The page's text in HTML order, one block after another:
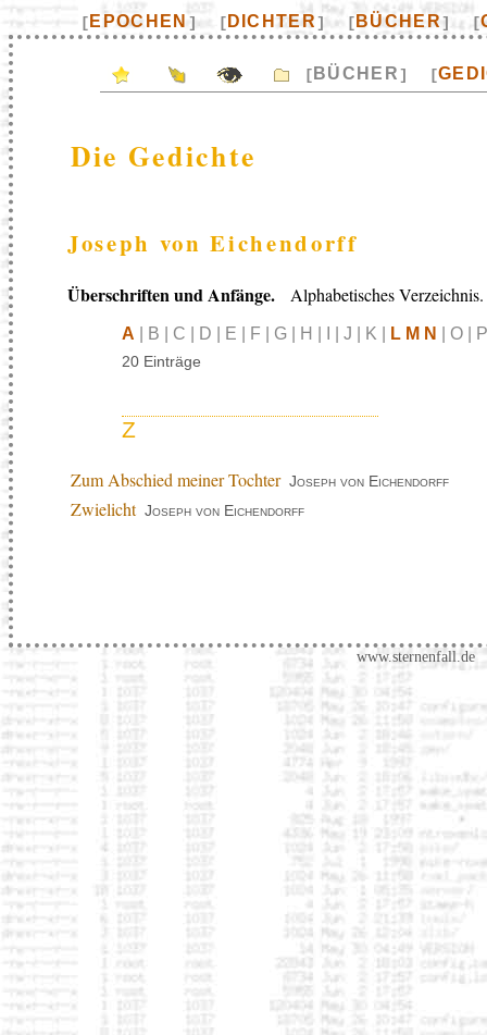
[ EPOCHEN ] [ DICHTER] [ BÜCHER] [
[ BÜCHER] [
Die Gedichte
Joseph von Eichendorff
Überschriften und Anfänge. Alphabetisches Verzeichnis.
A | B | C | D | E | F | G | H | I | J | K | L M N | O |
20 Einträge
Z
Zum Abschied meiner Tochter Joseph von Eichendorff
Zwielicht Joseph von Eichendorff
www.sternenfall.de